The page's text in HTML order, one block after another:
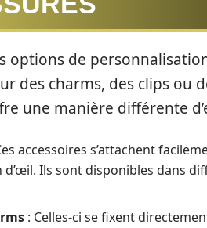
options de
des charms, des clips ou
une manière différente
accessoires s’attachent
d’œil. Ils sont disponibles dans
: Celles-ci se fixent